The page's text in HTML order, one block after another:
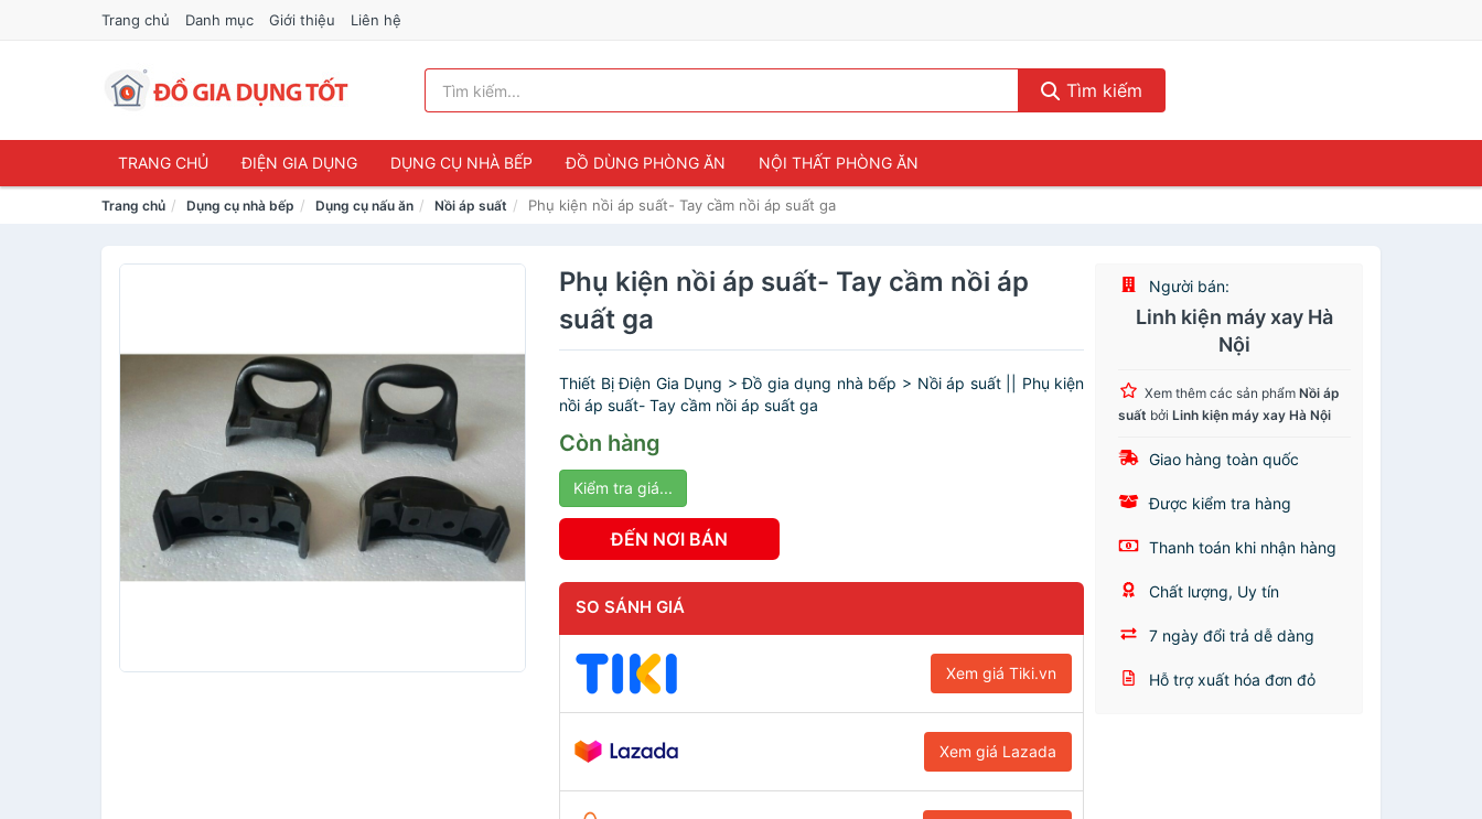
Trang chủ Danh mục Giới thiệu Liên hệ
Tìm kiếm
TRANG CHỦ ĐIỆN GIA DỤNG DỤNG CỤ NHÀ BẾP ĐỒ DÙNG PHÒNG ĂN NỘI THẤT PHÒNG ĂN
Trang chủ Dụng cụ nhà bếp Dụng cụ nấu ăn Nồi áp suất Phụ kiện nồi áp suất- Tay cầm nồi áp suất ga
Phụ kiện nồi áp suất- Tay cầm nồi áp
suất ga
Thiết Bị Điện Gia Dụng > Đồ gia dụng nhà bếp > Nồi áp suất || Phụ kiện
nồi áp suất- Tay cầm nồi áp suất ga
Còn hàng
Kiểm tra giá...
ĐẾN NƠI BÁN
SO SÁNH GIÁ
Xem giá Tiki.vn
Xem giá Lazada
Người bán:
Linh kiện máy xay Hà
Nội
Xem thêm các sản phẩmNồi áp
suất bởiLinh kiện máy xay Hà Nội
Giao hàng toàn quốc
Được kiểm tra hàng
Thanh toán khi nhận hàng
Chất lượng, Uy tín
7 ngày đổi trả dễ dàng
Hỗ trợ xuất hóa đơn đỏ